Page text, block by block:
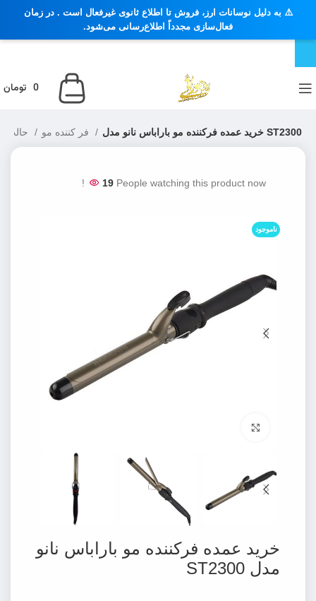
0 تومان
خرید عمده فرکننده مو باراباس نانو مدل ST2300
19 People watching this product now!
ناموجود
خرید عمده فرکننده مو باراباس نانو
مدل ST2300
⚠️ به دلیل نوسانات ارز، فروش تا اطلاع ثانوی غیرفعال است . در زمان
فعال‌سازی مجدداً اطلاع‌رسانی می‌شود.